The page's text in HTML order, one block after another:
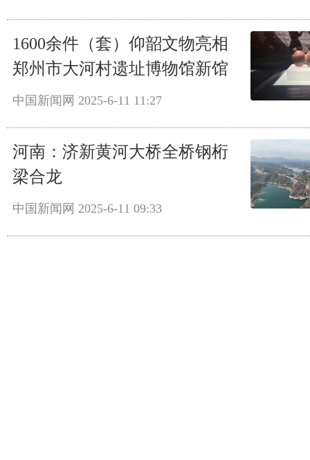
1600余件（套）仰韶文物亮相
郑州市大河村遗址博物馆新馆
中国新闻网 2025-6-11 11:27
河南：济新黄河大桥全桥钢桁
梁合龙
中国新闻网 2025-6-11 09:33